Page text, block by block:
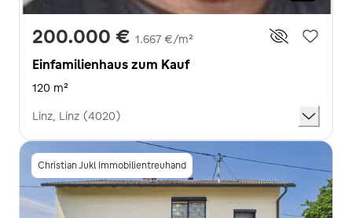
200.000 € 1.667 €/m²
Einfamilienhaus zum Kauf
120 m²
Linz, Linz (4020)
Christian Jukl Immobilientreuhand